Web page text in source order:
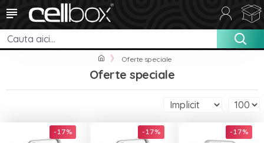
Oferte speciale
Oferte speciale
-17 % -17 % -17 %